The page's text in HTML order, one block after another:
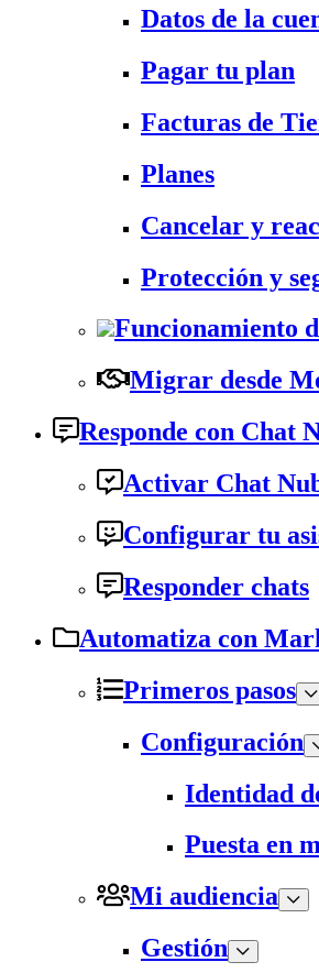
Datos de la
Pagar tu plan
Facturas de
Planes
Cancelar y
Protección y
Funcionamiento
Migrar desde
Responde con Chat
Activar Chat
Configurar tu
Responder chats
Automatiza con
Primeros pasos
Configuración
Identidad
Puesta en
Mi audiencia
Gestión